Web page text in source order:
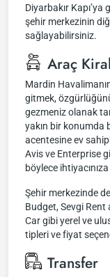
Diyarbakır
şehir merkezinin
sağlayabilirsiniz.
Araç
Mardin
gitmek,
gezmeniz olanak
yakın bir konumda
acentesine ev
Avis ve Enterprise
böylece
Şehir merkezinde
Budget, Sevgi Rent
Car gibi yerel ve
tipleri ve fiyat
Transfer